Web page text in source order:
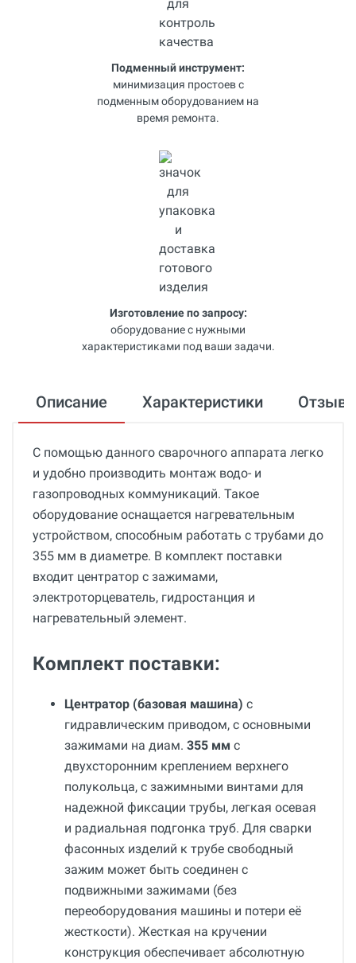
Подменный инструмент:
минимизация простоев с
подменным оборудованием на
время ремонта.
Изготовление по запросу:
оборудование с нужными
характеристиками под ваши задачи.
Описание Характеристики
С помощью данного сварочного аппарата легко
и удобно производить монтаж водо- и
газопроводных коммуникаций. Такое
оборудование оснащается нагревательным
устройством, способным работать с трубами до
355 мм в диаметре. В комплект поставки
входит центратор с зажимами,
электроторцеватель, гидростанция и
нагревательный элемент.
Комплект поставки:
Центратор (базовая машина) с
гидравлическим приводом, с основными
зажимами на диам. 355 мм с
двухсторонним креплением верхнего
полукольца, с зажимными винтами для
надежной фиксации трубы, легкая осевая
и радиальная подгонка труб. Для сварки
фасонных изделий к трубе свободный
зажим может быть соединен с
подвижными зажимами (без
переоборудования машины и потери её
жесткости). Жесткая на кручении
конструкция обеспечивает абсолютную